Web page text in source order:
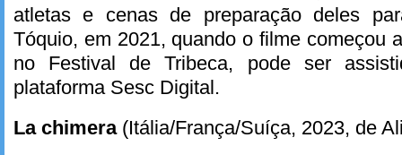
atletas e cenas de preparação deles
Tóquio, em 2021, quando o filme começou
no Festival de Tribeca, pode ser
plataforma Sesc Digital.
La chimera(Itália/França/Suíça, 2023, de